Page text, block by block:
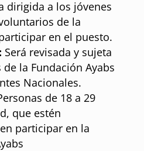
dirigida a los jóvenes
de la
en el puesto.
Será revisada y sujeta
la Fundación Ayabs
Nacionales.
de 18 a 29
que estén
participar en la